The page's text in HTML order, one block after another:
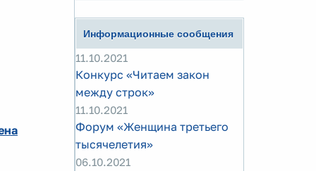
Информационные сообщения
11.10.2021
Конкурс «Читаем закон
между строк»
11.10.2021
Форум «Женщина третьего
тысячелетия»
06.10.2021